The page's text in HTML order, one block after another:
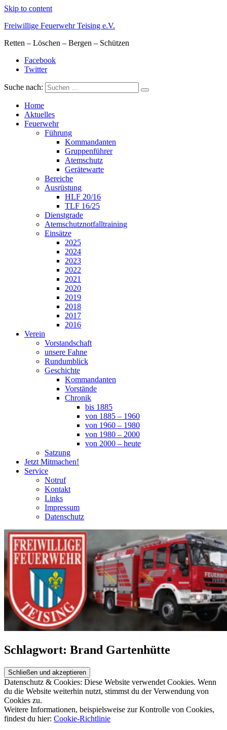
Skip to content
Freiwillige Feuerwehr Teising e.V.
Retten – Löschen – Bergen – Schützen
Facebook
Twitter
Suche nach:
Home
Aktuelles
Feuerwehr
Führung
Kommandanten
Gruppenführer
Atemschutz
Gerätewarte
Bereiche
Ausrüstung
HLF 20/16
TLF 16/25
Dienstgrade
Atemschutznotfalltraining
Einsätze
2025
2024
2023
2022
2021
2020
2019
2018
2017
2016
Verein
Vorstandschaft
unsere Fahne
Rundumblick
Geschichte
Kommandanten
Vorstände
Chronik
bis 1885
von 1885 – 1960
von 1960 – 1980
von 1980 – 2000
von 2000 – heute
Satzung
Jetzt Mitmachen!
Service
Notruf
Kontakt
Links
Impressum
Datenschutz
Schlagwort: Brand Gartenhütte
Datenschutz & Cookies: Diese Website verwendet Cookies. Wenn
du die Website weiterhin nutzt, stimmst du der Verwendung von
Cookies zu.
Weitere Informationen, beispielsweise zur Kontrolle von Cookies,
findest du hier: Cookie-Richtlinie